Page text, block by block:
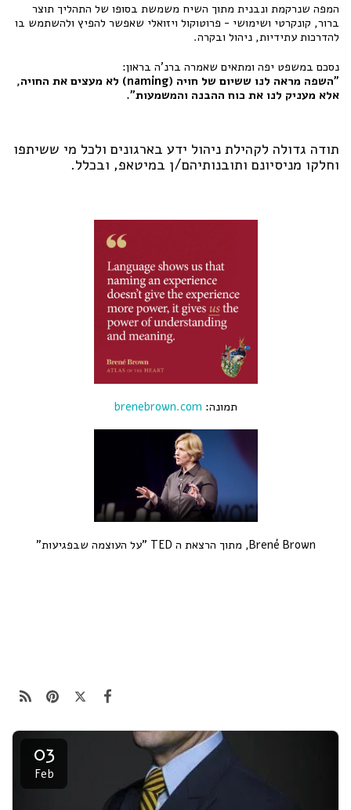
המפה שנרקמת ונבנית מתוך השיח משמשת בסופו של התהליך תוצר
ברור, קונקרטי ושימושי - פרוטוקול ויזואלי שאפשר להפיץ ולהשתמש בו
להדרכות עתידיות, ניהול ובקרה.
נסכם במשפט יפה ומתאים שאמרה ברנ'ה בראון:
"השפה מראה לנו ששיום של חויה (naming) לא מעצים את החויה,
אלא מעניק לנו את כוח ההבנה והמשמעות".
תודה גדולה לקהילת ניהול ידע בארגונים ולכל מי ששיתפו
וחלקו מניסיונם ותובנותיהם/ן במיטאפ, ובכלל.
תמונה: brenebrown.com
Brené Brown, מתוך הרצאת ה TED "על העוצמה שבפגיעות"
03
Feb